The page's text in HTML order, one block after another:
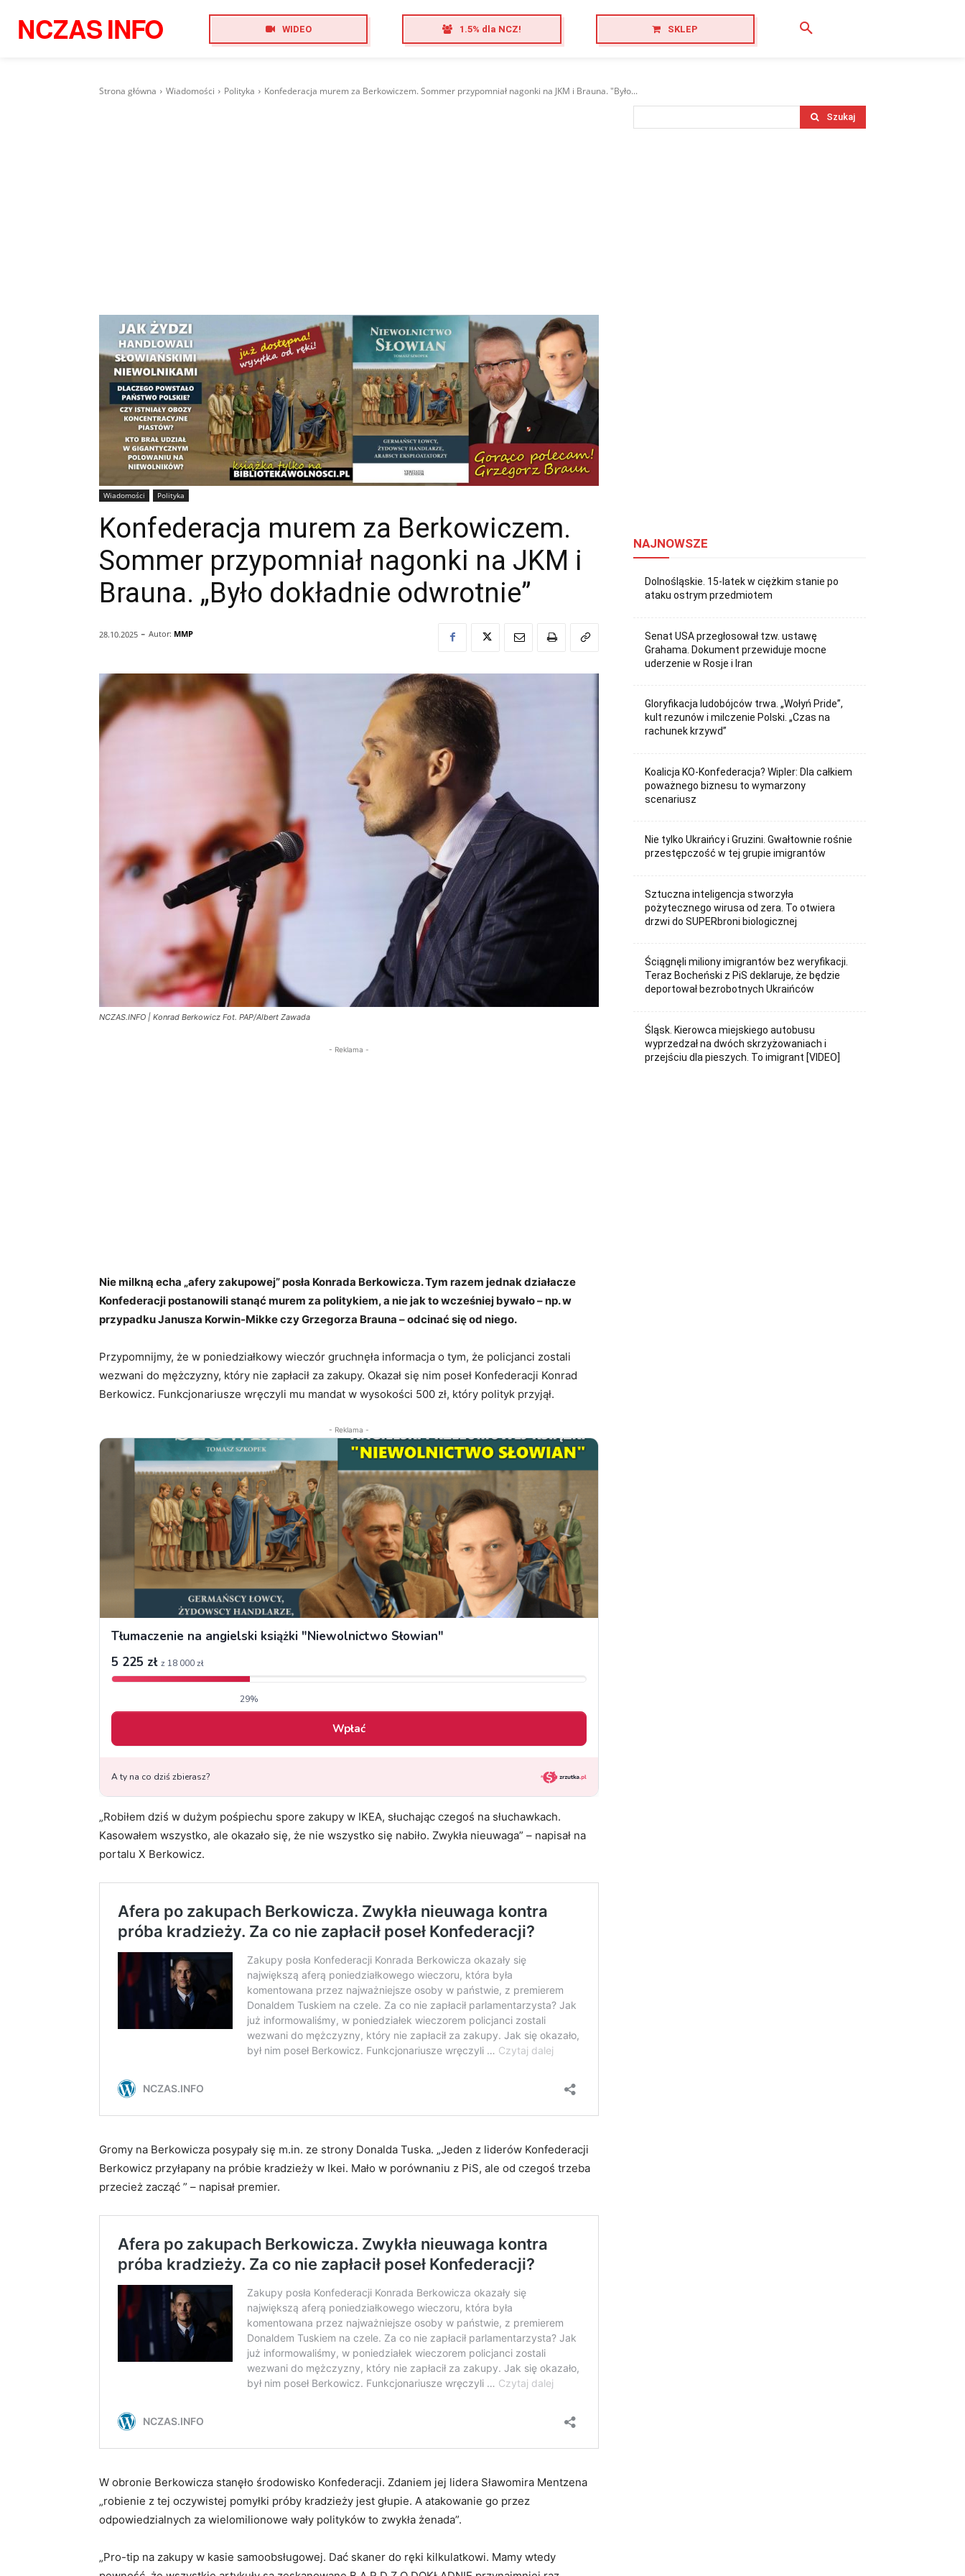
NCZASINFO WIDEO 1.5% dla NCZ! SKLEP
Strona główna Wiadomości Polityka Konfederacja murem za Berkowiczem. Sommer przypomniał nagonki na JKM i Brauna. "Było...
Wiadomości Polityka
Konfederacja murem za Berkowiczem.
Sommer przypomniał nagonki na JKM i
Brauna. „Było dokładnie odwrotnie”
28.10.2025 - Autor: MMP
NCZAS.INFO | Konrad Berkowicz Fot. PAP/Albert Zawada
- Reklama -
Nie milkną echa „afery zakupowej” posła Konrada Berkowicza. Tym razem jednak działacze
Konfederacji postanowili stanąć murem za politykiem, a nie jak to wcześniej bywało – np. w
przypadku Janusza Korwin-Mikke czy Grzegorza Brauna – odcinać się od niego.
Przypomnijmy, że w poniedziałkowy wieczór gruchnęła informacja o tym, że policjanci zostali
wezwani do mężczyzny, który nie zapłacił za zakupy. Okazał się nim poseł Konfederacji Konrad
Berkowicz. Funkcjonariusze wręczyli mu mandat w wysokości 500 zł, który polityk przyjął.
- Reklama -
„Robiłem dziś w dużym pośpiechu spore zakupy w IKEA, słuchając czegoś na słuchawkach.
Kasowałem wszystko, ale okazało się, że nie wszystko się nabiło. Zwykła nieuwaga” – napisał na
portalu X Berkowicz.
Gromy na Berkowicza posypały się m.in. ze strony Donalda Tuska. „Jeden z liderów Konfederacji
Berkowicz przyłapany na próbie kradzieży w Ikei. Mało w porównaniu z PiS, ale od czegoś trzeba
przecież zacząć ” – napisał premier.
W obronie Berkowicza stanęło środowisko Konfederacji. Zdaniem jej lidera Sławomira Mentzena
„robienie z tej oczywistej pomyłki próby kradzieży jest głupie. A atakowanie go przez
odpowiedzialnych za wielomilionowe wały polityków to zwykła żenada”.
„Pro-tip na zakupy w kasie samoobsługowej. Dać skaner do ręki kilkulatkowi. Mamy wtedy
Szukaj
NAJNOWSZE
Dolnośląskie. 15-latek w ciężkim stanie po
ataku ostrym przedmiotem
Senat USA przegłosował tzw. ustawę
Grahama. Dokument przewiduje mocne
uderzenie w Rosje i Iran
Gloryfikacja ludobójców trwa. „Wołyń Pride”,
kult rezunów i milczenie Polski. „Czas na
rachunek krzywd”
Koalicja KO-Konfederacja? Wipler: Dla całkiem
poważnego biznesu to wymarzony
scenariusz
Nie tylko Ukraińcy i Gruzini. Gwałtownie rośnie
przestępczość w tej grupie imigrantów
Sztuczna inteligencja stworzyła
pożytecznego wirusa od zera. To otwiera
drzwi do SUPERbroni biologicznej
Ściągnęli miliony imigrantów bez weryfikacji.
Teraz Bocheński z PiS deklaruje, że będzie
deportował bezrobotnych Ukraińców
Śląsk. Kierowca miejskiego autobusu
wyprzedzał na dwóch skrzyżowaniach i
przejściu dla pieszych. To imigrant [VIDEO]